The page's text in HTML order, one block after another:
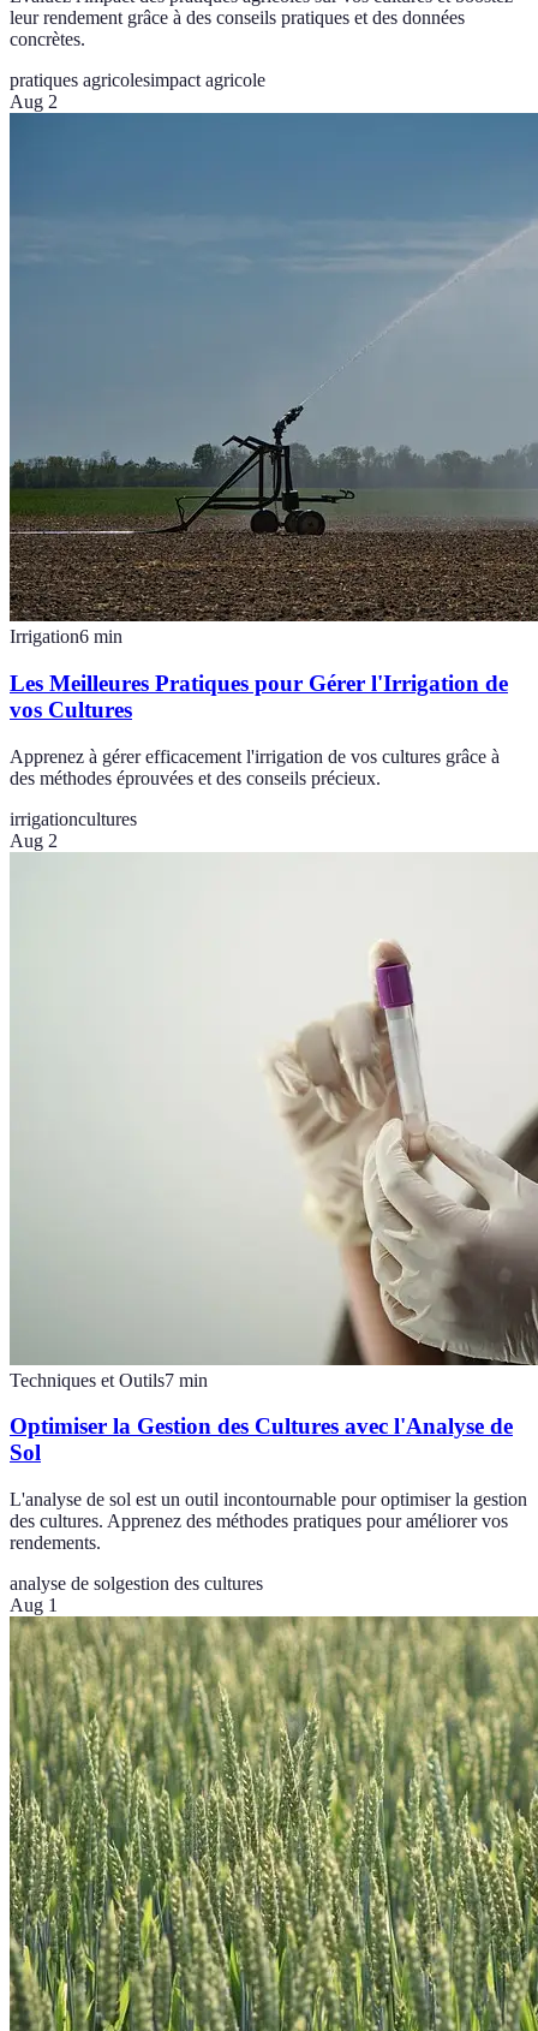
leur rendement grâce à des conseils pratiques et des données
concrètes.
pratiques agricolesimpact agricole
Aug 2
Irrigation6 min
Les Meilleures Pratiques pour Gérer l'Irrigation de
vos Cultures
Apprenez à gérer efficacement l'irrigation de vos cultures grâce à
des méthodes éprouvées et des conseils précieux.
irrigationcultures
Aug 2
Techniques et Outils7 min
Optimiser la Gestion des Cultures avec l'Analyse de
Sol
L'analyse de sol est un outil incontournable pour optimiser la gestion
des cultures. Apprenez des méthodes pratiques pour améliorer vos
rendements.
analyse de solgestion des cultures
Aug 1